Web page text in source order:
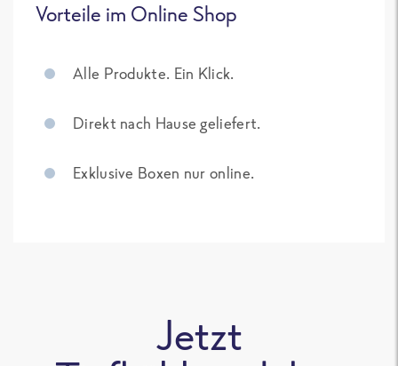
Vorteile im Online Shop
Alle Produkte. Ein Klick.
Direkt nach Hause geliefert.
Exklusive Boxen nur online.
Jetzt